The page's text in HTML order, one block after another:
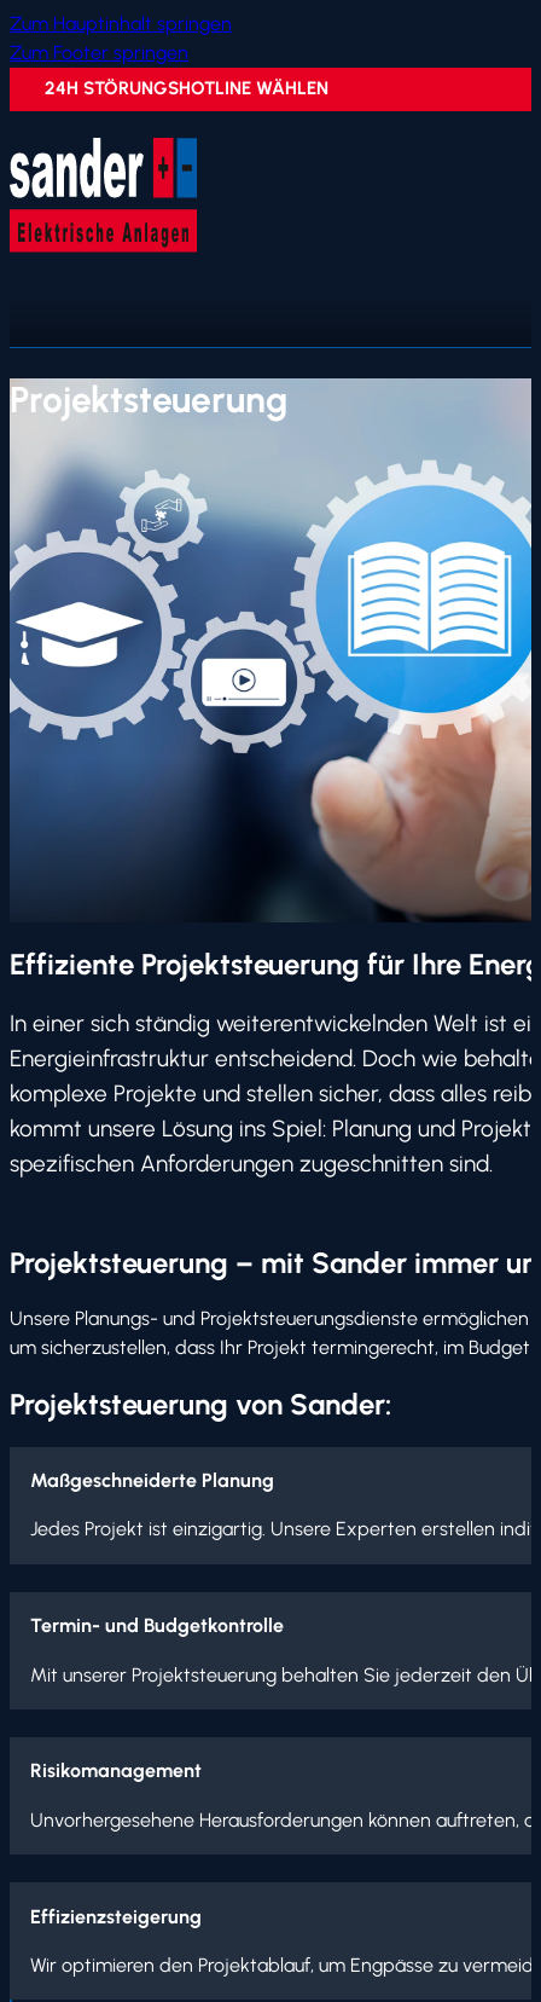
Zum Hauptinhalt springen
Zum Footer springen
24H STÖRUNGSHOTLINE WÄHLEN
Projektsteuerung
Effiziente Projektsteuerung für Ihre
In einer sich ständig weiterentwickelnden Welt ist
Energieinfrastruktur entscheidend. Doch wie
komplexe Projekte und stellen sicher, dass alles
kommt unsere Lösung ins Spiel: Planung und
spezifischen Anforderungen zugeschnitten sind.
Projektsteuerung – mit Sander immer
Unsere Planungs- und Projektsteuerungsdienste
um sicherzustellen, dass Ihr Projekt termingerecht, im
Projektsteuerung von Sander:
Maßgeschneiderte Planung
Jedes Projekt ist einzigartig. Unsere Experten erstellen
Termin- und Budgetkontrolle
Mit unserer Projektsteuerung behalten Sie jederzeit den
Risikomanagement
Unvorhergesehene Herausforderungen können auftreten,
Effizienzsteigerung
Wir optimieren den Projektablauf, um Engpässe zu